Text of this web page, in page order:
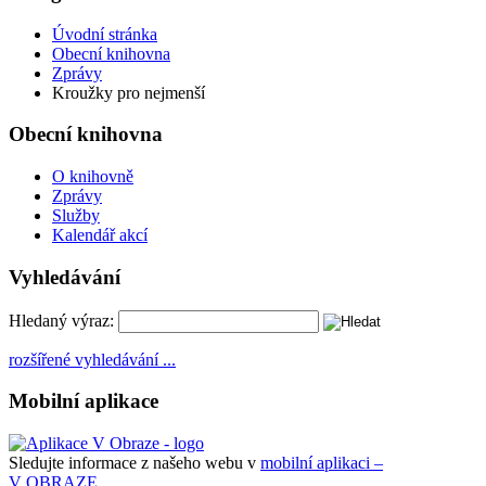
Úvodní stránka
Obecní knihovna
Zprávy
Kroužky pro nejmenší
Obecní knihovna
O knihovně
Zprávy
Služby
Kalendář akcí
Vyhledávání
Hledaný výraz:
rozšířené vyhledávání ...
Mobilní aplikace
Sledujte informace z našeho webu v mobilní aplikaci –
V OBRAZE.